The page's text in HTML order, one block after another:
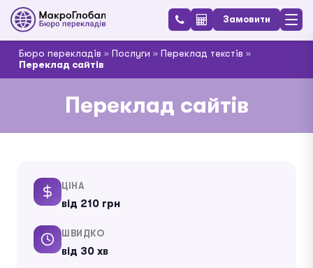
Замовити
Бюро перекладів » Послуги » Переклад текстів »
Переклад сайтів
Переклад сайтів
ЦІНА
від 210 грн
ШВИДКО
від 30 хв